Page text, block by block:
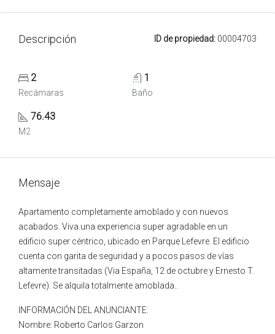
Descripción ID de propiedad: 00004703
2
Recámaras
1
Baño
76.43
M2
Mensaje
Apartamento completamente amoblado y con nuevos
acabados. Viva una experiencia super agradable en un
edificio super céntrico, ubicado en Parque Lefevre. El edificio
cuenta con garita de seguridad y a pocos pasos de vías
altamente transitadas (Via España, 12 de octubre y Ernesto T.
Lefevre). Se alquila totalmente amoblada..
INFORMACIÓN DEL ANUNCIANTE:
Nombre: Roberto Carlos Garzon